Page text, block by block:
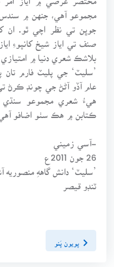
مجموعو آهي، جنهن ۾
جوڀن تي نظر اچي ٿو. ان
صنف تي اياز شيخ کانپوءِ
بلاشڪ شعري دنيا ۾ امتيازي
’سليٽ‘ جي پليٽ فارم تان
عام آڏو آڻڻ جي چونڊ ڪرڻ
هيءُ شعري مجموعو سنڌي
ڪتابن ۾ هڪ سٺو اضافو
-آسي زميني
26 جون 2011ع
’سليٽ‘ دانش گاههِ منصوريه
پويون پَنو